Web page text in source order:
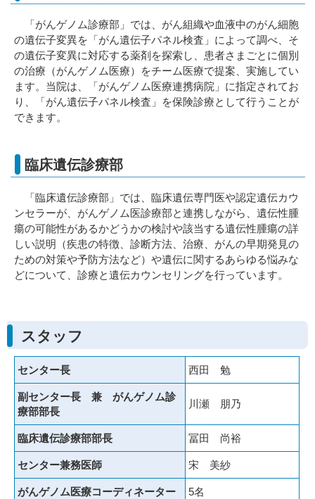
「がんゲノム診療部」では、がん組織や血液中のがん細胞
の遺伝子変異を「がん遺伝子パネル検査」によって調べ、そ
の遺伝子変異に対応する薬剤を探索し、患者さまごとに個別
の治療（がんゲノム医療）をチーム医療で提案、実施してい
ます。当院は、「がんゲノム医療連携病院」に指定されてお
り、「がん遺伝子パネル検査」を保険診療として行うことが
できます。
臨床遺伝診療部
「臨床遺伝診療部」では、臨床遺伝専門医や認定遺伝カウ
ンセラーが、がんゲノム医診療部と連携しながら、遺伝性腫
瘍の可能性があるかどうかの検討や該当する遺伝性腫瘍の詳
しい説明（疾患の特徴、診断方法、治療、がんの早期発見の
ための対策や予防方法など）や遺伝に関するあらゆる悩みな
どについて、診療と遺伝カウンセリングを行っています。
スタッフ
センター長 西田 勉
副センター長 兼 がんゲノム診
療部部長
川瀬 朋乃
臨床遺伝診療部部長 冨田 尚裕
センター兼務医師 宋 美紗
がんゲノム医療コーディネーター 5名